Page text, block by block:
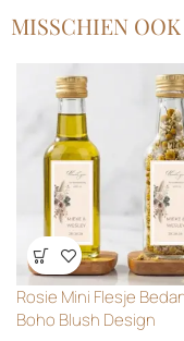
MISSCHIEN
Wensenlijst
Rosie Mini Flesje
Boho Blush Design